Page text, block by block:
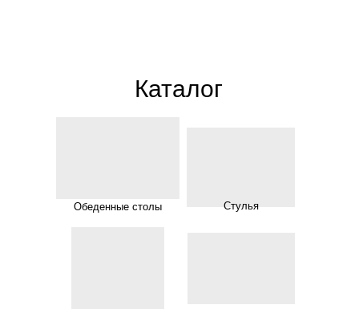
Обеденные столы Стулья
Каталог